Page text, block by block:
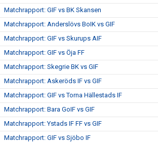
Matchrapport: GIF vs BK Skansen
Matchrapport: Anderslövs BoIK vs GIF
Matchrapport: GIF vs Skurups AIF
Matchrapport: GIF vs Öja FF
Matchrapport: Skegrie BK vs GIF
Matchrapport: Askeröds IF vs GIF
Matchrapport: GIF vs Torna Hällestads IF
Matchrapport: Bara GoIF vs GIF
Matchrapport: Ystads IF FF vs GIF
Matchrapport: GIF vs Sjöbo IF